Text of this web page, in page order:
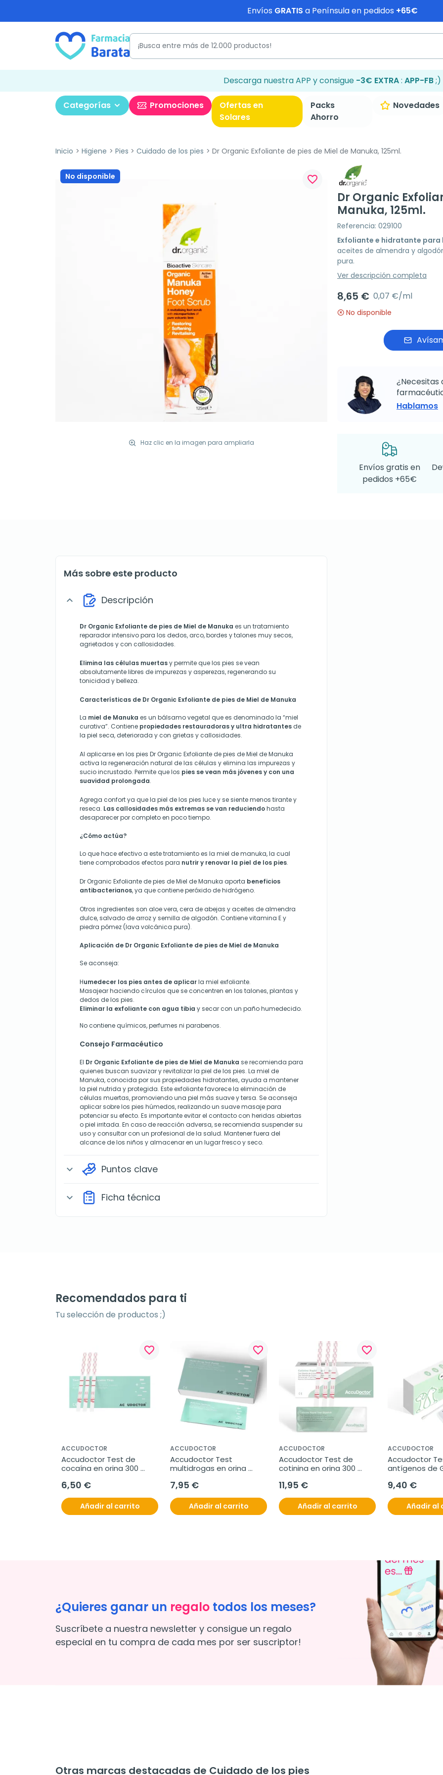
Envíos GRATIS a Península en pedidos +65€
Descarga nuestra APP y consigue -3€ EXTRA: APP-FB;)
Categorías Promociones
Ofertas en
Solares
Packs
Ahorro
Novedades
Inicio Higiene Pies Cuidado de los pies Dr Organic Exfoliante de pies de Miel de Manuka, 125ml.
No disponible
Haz clic en la imagen para ampliarla
favorite_border
Dr Organic
Manuka, 125ml.
Referencia: 029100
Exfoliante e hidratante para
aceites de almendra y
pura.
Ver descripción completa
8,65 € 0,07 €/ml
No disponible
¿Necesitas
Hablamos
Envíos gratis en
pedidos +65€
Más sobre este producto
expand_more Descripción
Dr Organic Exfoliante de pies de Miel de Manuka es un tratamiento
reparador intensivo para los dedos, arco, bordes y talones muy secos,
agrietados y con callosidades.
Elimina las células muertasy permite que los pies se vean
absolutamente libres de impurezas y asperezas, regenerando su
tonicidad y belleza.
Características de Dr Organic Exfoliante de pies de Miel de Manuka
La miel de Manuka es un bálsamo vegetal que es denominado la “miel
curativa”. Contiene propiedades restauradoras y ultra hidratantes de
la piel seca, deteriorada y con grietas y callosidades.
Al aplicarse en los pies Dr Organic Exfoliante de pies de Miel de Manuka
activa la regeneración natural de las células y elimina las impurezas y
sucio incrustado. Permite que los pies se vean más jóvenes y con una
suavidad prolongada.
Agrega confort ya que la piel de los pies luce y se siente menos tirante y
reseca. Las callosidades más extremas se van reduciendohasta
desaparecer por completo en poco tiempo.
¿Cómo actúa?
Lo que hace efectivo a este tratamiento es la miel de manuka, la cual
tiene comprobados efectos para nutrir y renovar la piel de los pies.
Dr Organic Exfoliante de pies de Miel de Manuka aporta beneficios
antibacterianos, ya que contiene peróxido de hidrógeno.
Otros ingredientes son aloe vera, cera de abejas y aceites de almendra
dulce, salvado de arroz y semilla de algodón. Contiene vitamina E y
piedra pómez (lava volcánica pura).
Aplicación de Dr Organic Exfoliante de pies de Miel de Manuka
Se aconseja:
Humedecer los pies antes de aplicarla miel exfoliante.
Masajear haciendo círculos que se concentren en los talones, plantas y
dedos de los pies.
Eliminar la exfoliante con agua tibia y secar con un paño humedecido.
No contiene químicos, perfumes ni parabenos.
Consejo Farmacéutico
El Dr Organic Exfoliante de pies de Miel de Manuka se recomienda para
quienes buscan suavizar y revitalizar la piel de los pies. La miel de
Manuka, conocida por sus propiedades hidratantes, ayuda a mantener
la piel nutrida y protegida. Este exfoliante favorece la eliminación de
células muertas, promoviendo una piel más suave y tersa. Se aconseja
aplicar sobre los pies húmedos, realizando un suave masaje para
potenciar su efecto. Es importante evitar el contacto con heridas abiertas
o piel irritada. En caso de reacción adversa, se recomienda suspender su
uso y consultar con un profesional de la salud. Mantener fuera del
alcance de los niños y almacenar en un lugar fresco y seco.
expand_more Puntos clave
expand_more Ficha técnica
Recomendados para ti
Tu selección de productos ;)
favorite_border
ACCUDOCTOR
Accudoctor Test de
cocaína en orina 300
6,50 €
Añadir al carrito
favorite_border
ACCUDOCTOR
Accudoctor Test
multidrogas en orina
Caja 2 pruebas
7,95 €
Añadir al carrito
favorite_border
ACCUDOCTOR
Accudoctor Test de
cotinina en orina 300
11,95 €
Añadir al carrito
ACCUDOCTOR
Accudoctor
antígenos de
heces de
9,40 €
Añadir al
¿Quieres ganar un regalo todos los meses?
Suscríbete a nuestra newsletter y consigue un regalo
especial en tu compra de cada mes por ser suscriptor!
Otras marcas destacadas de Cuidado de los pies